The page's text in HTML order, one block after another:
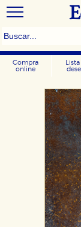
Compra
online